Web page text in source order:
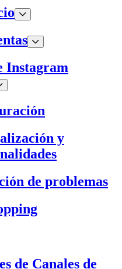
Instagram
y
de problemas
de Canales de